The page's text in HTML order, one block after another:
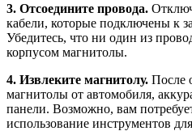
3. Отсоедините провода.
кабели, которые подключены к
Убедитесь, что ни один из
корпусом магнитолы.
4. Извлеките магнитолу. После
магнитолы от автомобиля,
панели. Возможно, вам
использование инструментов